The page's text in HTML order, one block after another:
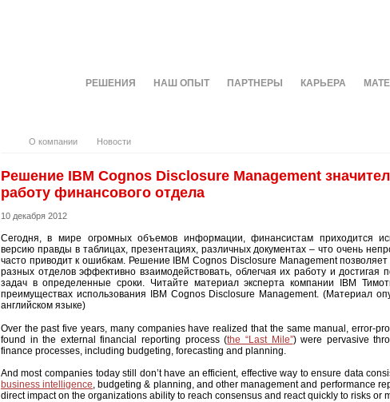
РЕШЕНИЯ НАШ ОПЫТ ПАРТНЕРЫ КАРЬЕРА
О компании Новости
Решение IBM Cognos Disclosure Management
работу финансового отдела
10 декабря 2012
Сегодня, в мире огромных объемов информации, финансистам приходится
версию правды в таблицах, презентациях, различных документах – что очень
часто приводит к ошибкам. Решение IBM Cognos Disclosure Management позволяет
разных отделов эффективно взаимодействовать, облегчая их работу и достигая
задач в определенные сроки. Читайте материал эксперта компании IBM
преимуществах использования IBM Cognos Disclosure Management. (Материал
английском языке)
Over the past five years, many companies have realized that the same manual, error-
found in the external financial reporting process (the “Last Mile”) were pervasive
finance processes, including budgeting, forecasting and planning.
And most companies today still don’t have an efficient, effective way to ensure data
business intelligence, budgeting & planning, and other management and performance
direct impact on the organizations ability to reach consensus and react quickly to risks or